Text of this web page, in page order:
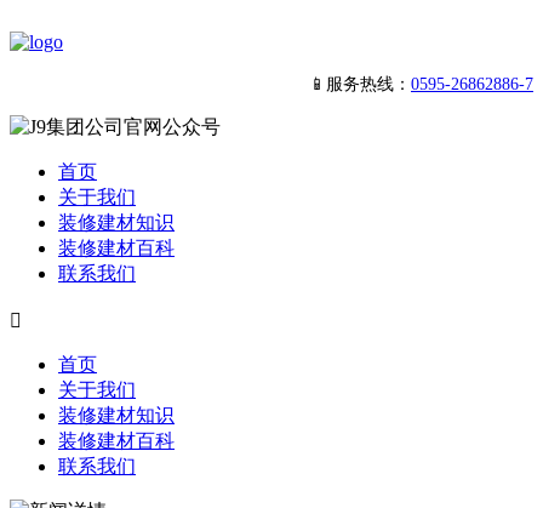
📱服务热线： 0595-26862886-7
首页
关于我们
装修建材知识
装修建材百科
联系我们

首页
关于我们
装修建材知识
装修建材百科
联系我们